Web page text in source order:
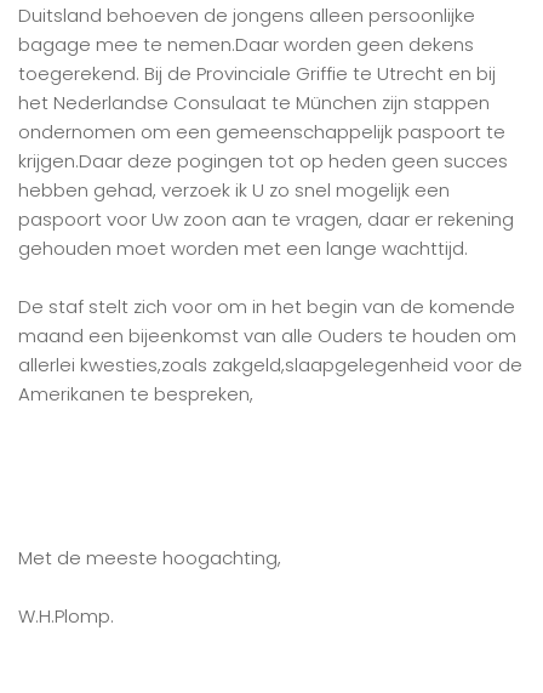
Duitsland behoeven de jongens alleen persoonlijke
bagage mee te nemen.Daar worden geen dekens
toegerekend. Bij de Provinciale Griffie te Utrecht en bij
het Nederlandse Consulaat te München zijn stappen
ondernomen om een gemeenschappelijk paspoort te
krijgen.Daar deze pogingen tot op heden geen succes
hebben gehad, verzoek ik U zo snel mogelijk een
paspoort voor Uw zoon aan te vragen, daar er rekening
gehouden moet worden met een lange wachttijd.
De staf stelt zich voor om in het begin van de komende
maand een bijeenkomst van alle Ouders te houden om
allerlei kwesties,zoals zakgeld,slaapgelegenheid voor de
Amerikanen te bespreken,
Met de meeste hoogachting,
W.H.Plomp.